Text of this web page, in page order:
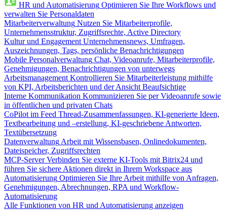
HR und Automatisierung Optimieren Sie Ihre Workflows und
verwalten Sie Personaldaten
Mitarbeiterverwaltung Nutzen Sie Mitarbeiterprofile,
Unternehmensstruktur, Zugriffsrechte, Active Directory
Kultur und Engagement Unternehmensnews, Umfragen,
Auszeichnungen, Tags, persönliche Benachrichtigungen
Mobile Personalverwaltung Chat, Videoanrufe, Mitarbeiterprofile,
Genehmigungen, Benachrichtigungen von unterwegs
Arbeitsmanagement Kontrollieren Sie Mitarbeiterleistung mithilfe
von KPI, Arbeitsberichten und der Ansicht Beaufsichtige
Interne Kommunikation Kommunizieren Sie per Videoanrufe sowie
in öffentlichen und privaten Chats
CoPilot im Feed Thread-Zusammenfassungen, KI-generierte Ideen,
Textbearbeitung und –erstellung, KI-geschriebene Antworten,
Textübersetzung
Datenverwaltung Arbeit mit Wissensbasen, Onlinedokumenten,
Dateispeicher, Zugriffsrechten
MCP-Server Verbinden Sie externe KI-Tools mit Bitrix24 und
führen Sie sichere Aktionen direkt in Ihrem Workspace aus
Automatisierung Optimieren Sie Ihre Arbeit mithilfe von Anfragen,
Genehmigungen, Abrechnungen, RPA und Workflow-
Automatisierung
Alle Funktionen von HR und Automatisierung anzeigen